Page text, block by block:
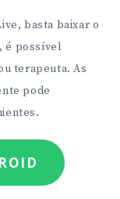
basta baixar o
é possível
terapeuta. As
pode